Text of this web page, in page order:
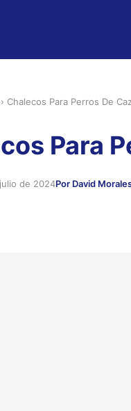
› Chalecos Para Perros De
Para
de 2024Por David